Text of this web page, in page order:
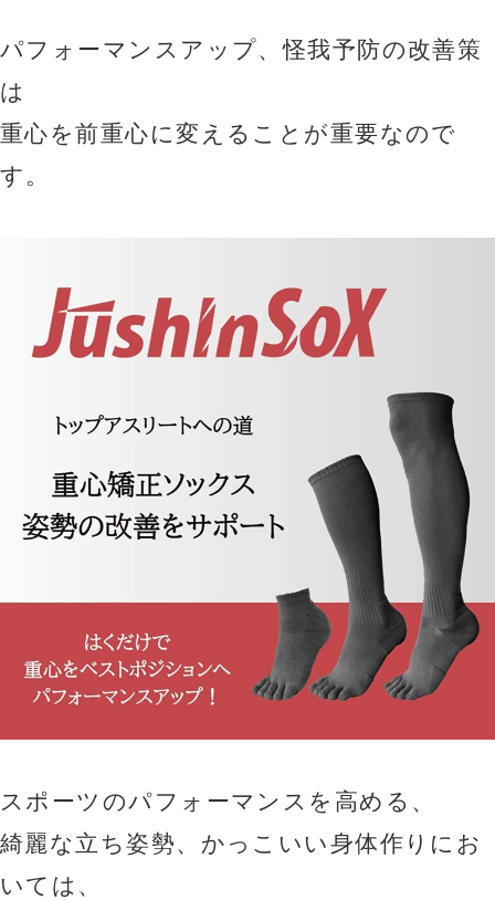
パフォーマンスアップ、怪我予防の改善策
は
重心を前重心に変えることが重要なので
す。
スポーツのパフォーマンスを高める、
綺麗な立ち姿勢、かっこいい身体作りにお
いては、